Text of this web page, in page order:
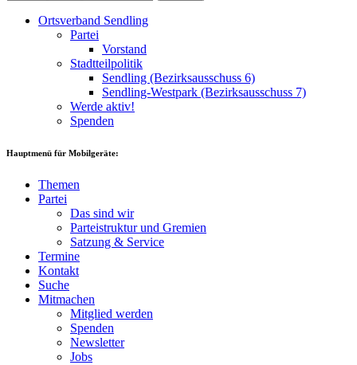
Ortsverband Sendling
Partei
Vorstand
Stadtteilpolitik
Sendling (Bezirksausschuss 6)
Sendling-Westpark (Bezirksausschuss 7)
Werde aktiv!
Spenden
Hauptmenü für Mobilgeräte:
Themen
Partei
Das sind wir
Parteistruktur und Gremien
Satzung & Service
Termine
Kontakt
Suche
Mitmachen
Mitglied werden
Spenden
Newsletter
Jobs